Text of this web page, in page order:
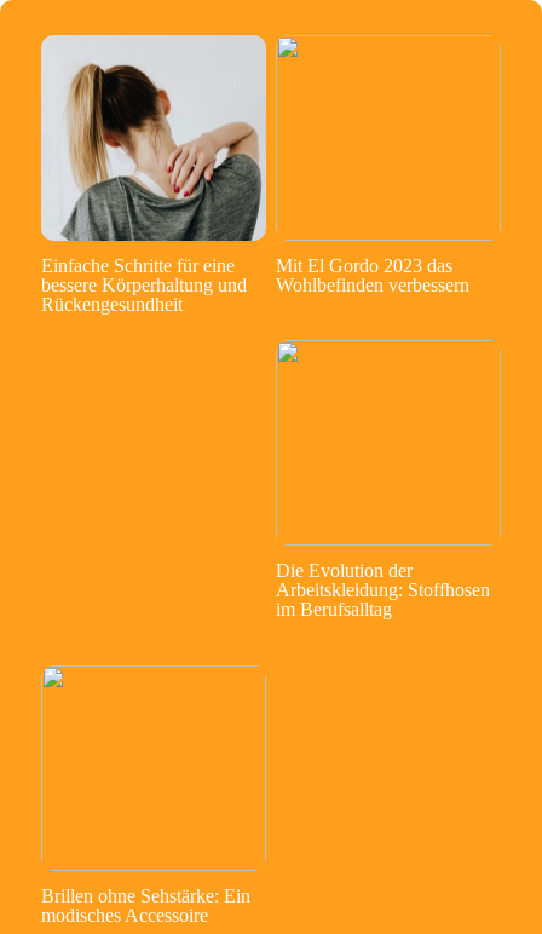
Einfache Schritte für eine
bessere Körperhaltung und
Rückengesundheit
Mit El Gordo 2023 das
Wohlbefinden verbessern
Die Evolution der
Arbeitskleidung: Stoffhosen
im Berufsalltag
Brillen ohne Sehstärke: Ein
modisches Accessoire